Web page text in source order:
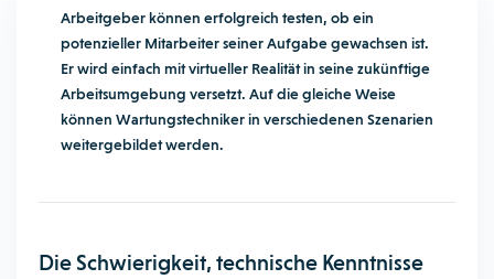
Arbeitgeber können erfolgreich testen, ob ein
potenzieller Mitarbeiter seiner Aufgabe gewachsen ist.
Er wird einfach mit virtueller Realität in seine zukünftige
Arbeitsumgebung versetzt. Auf die gleiche Weise
können Wartungstechniker in verschiedenen Szenarien
weitergebildet werden.
Die Schwierigkeit, technische Kenntnisse